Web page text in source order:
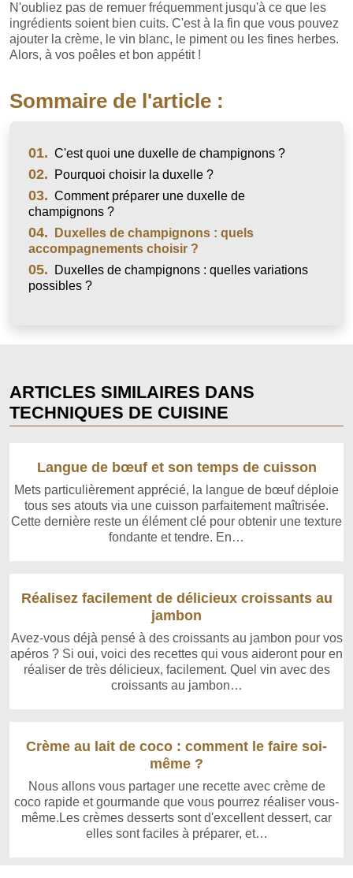
N'oubliez pas de remuer fréquemment jusqu'à ce que les
ingrédients soient bien cuits. C'est à la fin que vous pouvez
ajouter la crème, le vin blanc, le piment ou les fines herbes.
Alors, à vos poêles et bon appétit !
Sommaire de l'article :
01. C'est quoi une duxelle de champignons ?
02. Pourquoi choisir la duxelle ?
03. Comment préparer une duxelle de
champignons ?
04.
Duxelles de champignons : quels
accompagnements choisir ?
05.
Duxelles de champignons : quelles variations
possibles ?
ARTICLES SIMILAIRES DANS
TECHNIQUES DE CUISINE
Langue de bœuf et son temps de cuisson
Mets particulièrement apprécié, la langue de bœuf déploie
tous ses atouts via une cuisson parfaitement maîtrisée.
Cette dernière reste un élément clé pour obtenir une texture
fondante et tendre. En…
Réalisez facilement de délicieux croissants au
jambon
Avez-vous déjà pensé à des croissants au jambon pour vos
apéros ? Si oui, voici des recettes qui vous aideront pour en
réaliser de très délicieux, facilement. Quel vin avec des
croissants au jambon…
Crème au lait de coco : comment le faire soi-
même ?
Nous allons vous partager une recette avec crème de
coco rapide et gourmande que vous pourrez réaliser vous-
même.Les crèmes desserts sont d'excellent dessert, car
elles sont faciles à préparer, et…